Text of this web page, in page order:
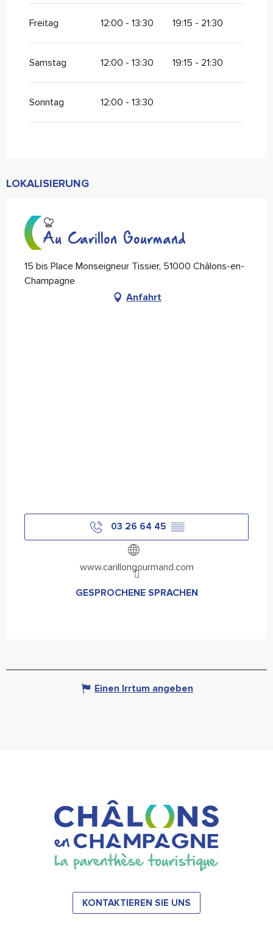
Freitag 12:00 - 13:30 19:15 - 21:30
Samstag 12:00 - 13:30 19:15 - 21:30
Sonntag 12:00 - 13:30
LOKALISIERUNG
Au Carillon Gourmand
15 bis Place Monseigneur Tissier, 51000 Châlons-en-
Champagne
Anfahrt
03 26 64 45 ▒▒
www.carillongourmand.com
GESPROCHENE SPRACHEN
GESPROCHENE SPRACHEN
Einen Irrtum angeben
KONTAKTIEREN SIE UNS